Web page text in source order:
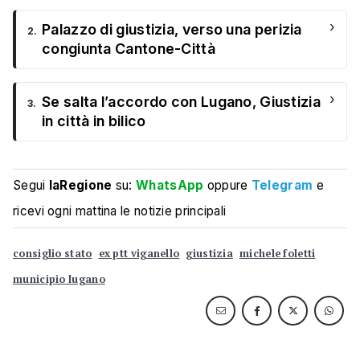
2. Palazzo di giustizia, verso una perizia
congiunta Cantone-Città
›
3. Se salta l’accordo con Lugano, Giustizia
in città in bilico
›
Segui laRegione su:WhatsApp oppure Telegram e
ricevi ogni mattina le notizie principali
consiglio stato ex ptt viganello giustizia michele foletti
municipio lugano